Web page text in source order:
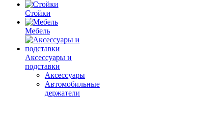
Стойки
Мебель
Аксессуары и
подставки
Аксессуары
Автомобильные
держатели